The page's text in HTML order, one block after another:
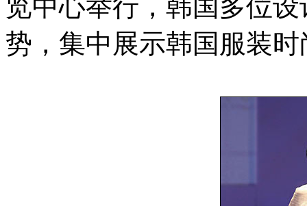
览中心举行，韩国多位
势，集中展示韩国服装